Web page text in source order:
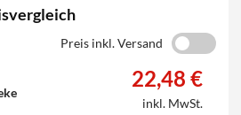
Preis inkl. Versand
22,48 €
inkl. MwSt.